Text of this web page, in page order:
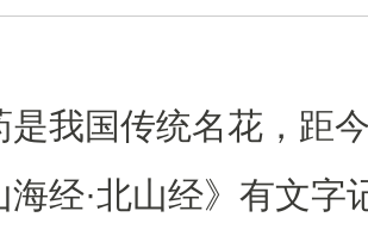
是我国传统名花，距
海经·北山经》有文字